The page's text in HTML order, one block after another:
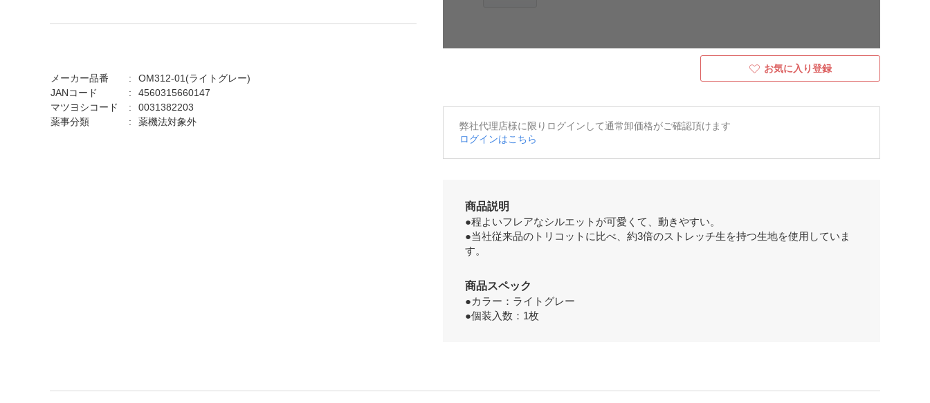
メーカー品番
OM312-01(ライトグレー)
JANコード
4560315660147
マツヨシコード
0031382203
薬事分類
薬機法対象外
お気に入り登録
弊社代理店様に限りログインして通常卸価格がご確認頂けます
ログインはこちら
商品説明
●程よいフレアなシルエットが可愛くて、動きやすい。
●当社従来品のトリコットに比べ、約3倍のストレッチ生を持つ生地を使用していま
す。
商品スペック
●カラー：ライトグレー
●個装入数：1枚